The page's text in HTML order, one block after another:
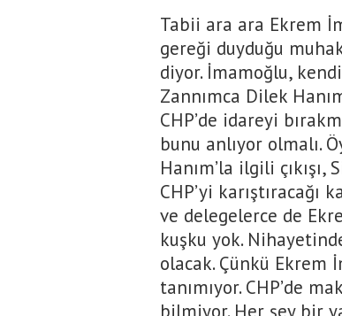
Tabii ara ara Ekrem
gereği duyduğu
diyor. İmamoğlu,
Zannımca Dilek
CHP’de idareyi
bunu anlıyor olmalı.
Hanım’la ilgili
CHP’yi
ve delegelerce de
kuşku yok.
olacak. Çünkü Ekrem
tanımıyor. CHP’de
bilmiyor. Her şey bir